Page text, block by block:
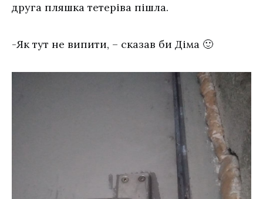
друга пляшка тетеріва пішла.
-Як тут не випити, – сказав би Діма 🙂